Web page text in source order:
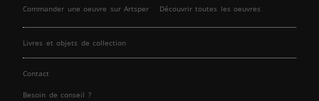
Commander une oeuvre sur Artsper
Découvrir toutes les oeuvres
Livres et objets de collection
Contact
Besoin de conseil ?